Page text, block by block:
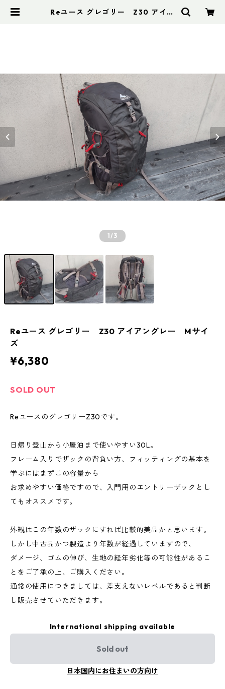
Reユース グレゴリー Z30 アイア
1/3
Reユース グレゴリー Z30 アイアングレー Mサイ
ズ
¥6,380
SOLD OUT
ReユースのグレゴリーZ30です。
日帰り登山から小屋泊まで使いやすい30L。
フレーム入りでザックの背負い方、フィッティングの基本を
学ぶにはまずこの容量から
お求めやすい価格ですので、入門用のエントリーザックとし
てもオススメです。
外観はこの年数のザックにすれば比較的美品かと思います。
しかし中古品かつ製造より年数が経過していますので、
ダメージ、ゴムの伸び、生地の経年劣化等の可能性があるこ
とをご了承の上、ご購入ください。
通常の使用につきましては、差支えないレベルであると判断
し販売させていただきます。
International shipping available
Sold out
日本国内にお住まいの方向け